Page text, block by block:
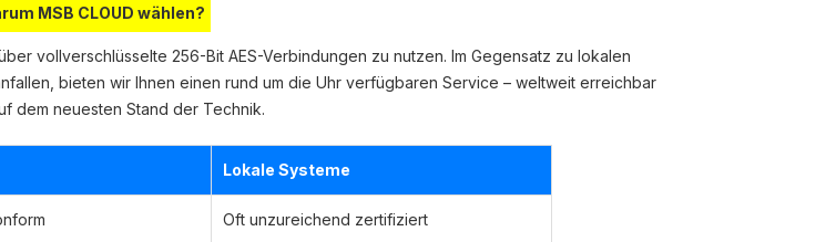
MSB CLOUD wählen?
vollverschlüsselte 256-Bit AES-Verbindungen zu nutzen. Im Gegensatz zu lokalen
bieten wir Ihnen einen rund um die Uhr verfügbaren Service – weltweit erreichbar
dem neuesten Stand der Technik.
Lokale Systeme
Oft unzureichend zertifiziert